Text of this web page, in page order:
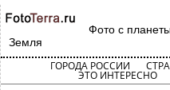
Фото с
Земля
ГОРОДА РОССИИ
ЭТО ИНТЕРЕСНО